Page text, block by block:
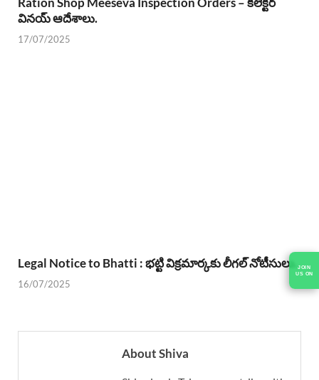
JOIN
US ON
వినయ్ ఆదేశాలు.
17/07/2025
Legal Notice to Bhatti : భట్టి విక్రమార్కకు లీగల్ నోటీసులు.
16/07/2025
About Shiva